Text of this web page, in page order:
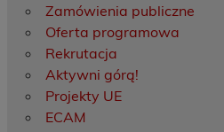
Zamówienia publiczne
Oferta programowa
Rekrutacja
Aktywni górą!
Projekty UE
ECAM